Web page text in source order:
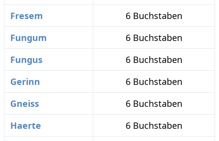
Fresem
6 Buchstaben
Fungum
6 Buchstaben
Fungus
6 Buchstaben
Gerinn
6 Buchstaben
Gneiss
6 Buchstaben
Haerte
6 Buchstaben